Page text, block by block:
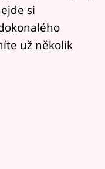
si
už několik